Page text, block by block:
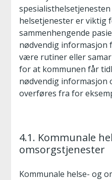
helsetjenester er viktig
sammenhengende
nødvendig informasjon
være rutiner eller
for at kommunen får
nødvendig informasjon
overføres fra for
4.1. Kommunale
omsorgstjenester
Kommunale helse- og